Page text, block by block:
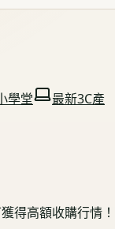
學堂
最新3C產
得高額收購行情！